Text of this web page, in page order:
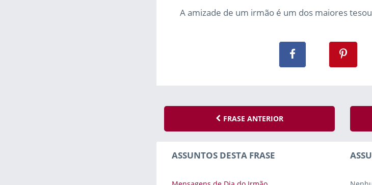
A amizade de um irmão é um dos maiores
FRASE ANTERIOR
ASSUNTOS DESTA FRASE